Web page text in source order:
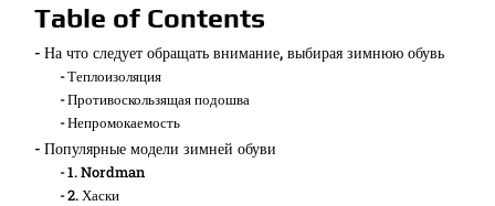
Table of Contents
На что следует обращать внимание, выбирая зимнюю обувь
Теплоизоляция
Противоскользящая подошва
Непромокаемость
Популярные модели зимней обуви
1. Nordman
2. Хаски